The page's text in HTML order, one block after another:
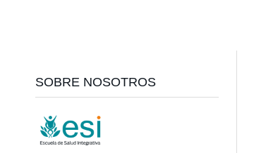
SOBRE NOSOTROS